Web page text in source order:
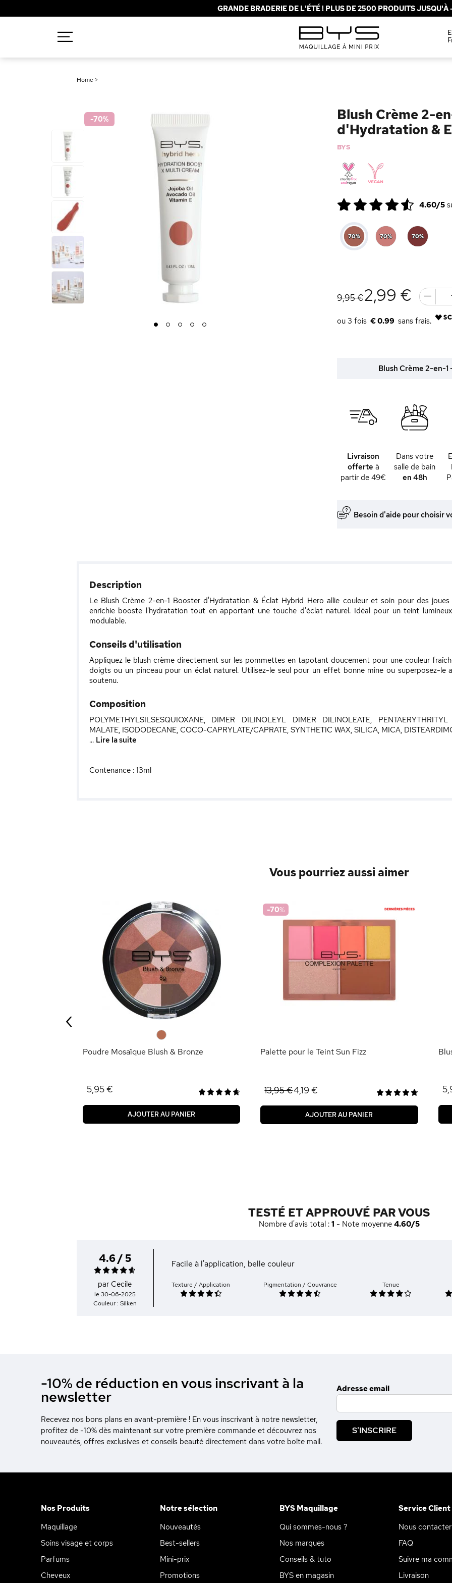
GRANDE BRADERIE DE L'ÉTÉ ! PLUS DE 2500 PRODUITS JUSQU'À
Home >
-70%
1 2 3 4 5
Blush Crème 2-
d'Hydratation &
BYS
4.60/5
9,95 €2,99 €
€ 0.99
Blush Crème 2-en-
Livraison
offerte à
partir de 49€
Dans votre
salle de bain
en 48h
Besoin d'aide pour choisir
Description
Le Blush Crème 2-en-1 Booster d'Hydratation & Éclat Hybrid Hero allie couleur et soin pour des
enrichie booste l'hydratation tout en apportant une touche d'éclat naturel. Idéal pour un teint
modulable.
Conseils d'utilisation
Appliquez le blush crème directement sur les pommettes en tapotant doucement pour une couleur
doigts ou un pinceau pour un éclat naturel. Utilisez-le seul pour un effet bonne mine ou superposez-le
soutenu.
Composition
POLYMETHYLSILSESQUIOXANE, DIMER DILINOLEYL DIMER DILINOLEATE, PENTAERYTHRITYL
MALATE, ISODODECANE, COCO-CAPRYLATE/CAPRATE, SYNTHETIC WAX, SILICA, MICA,
... Lire la suite
Contenance : 13ml
Vous pourriez aussi aimer
Poudre Mosaïque Blush & Bronze
5,95 €
AJOUTER AU PANIER
-70%
Palette pour le Teint Sun Fizz
13,95 €4,19 €
AJOUTER AU PANIER
‹
TESTÉ ET APPROUVÉ PAR VOUS
Nombre d'avis total : 1 - Note moyenne 4.60/5
4.6 / 5
par Cecile
le 30-06-2025
Couleur : Silken
Facile à l'application, belle couleur
Texture / Application Pigmentation / Couvrance Tenue
Palette
Solaire
Brumes
Blush
Rouge à Lèvres
-10% de réduction en vous inscrivant à la
newsletter
Recevez nos bons plans en avant-première ! En vous inscrivant à notre newsletter,
profitez de -10% dès maintenant sur votre première commande et découvrez nos
nouveautés, offres exclusives et conseils beauté directement dans votre boîte mail.
Adresse email
S'INSCRIRE
Nos Produits
Maquillage
Soins visage et corps
Parfums
Cheveux
Notre sélection
Nouveautés
Best-sellers
Mini-prix
Promotions
BYS Maquillage
Qui sommes-nous ?
Nos marques
Conseils & tuto
BYS en magasin
Service Client
Nous contacter
FAQ
Suivre ma
Livraison